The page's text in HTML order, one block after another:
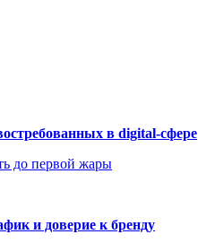
в digital-сфере
до первой жары
и доверие к бренду